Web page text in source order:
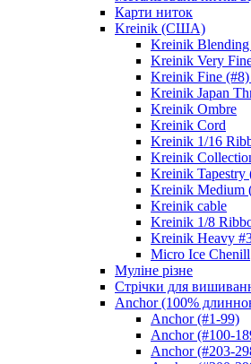
Карти ниток
Kreinik (США)
Kreinik Blending
Kreinik Very
Kreinik Fine
Kreinik Japan
Kreinik Ombre
Kreinik Cord
Kreinik 1/16
Kreinik
Kreinik Tapestry
Kreinik Medium
Kreinik cable
Kreinik 1/8
Kreinik Heavy
Micro Ice Chenill
Муліне різне
Стрічки для
Anchor (100%
Anchor (#1-99)
Anchor (#100-
Anchor (#203-